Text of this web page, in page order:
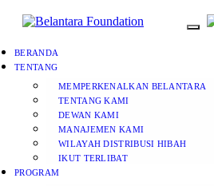
BERANDA
TENTANG
MEMPERKENALKAN BELANTARA
TENTANG KAMI
DEWAN KAMI
MANAJEMEN KAMI
WILAYAH DISTRIBUSI HIBAH
IKUT TERLIBAT
PROGRAM